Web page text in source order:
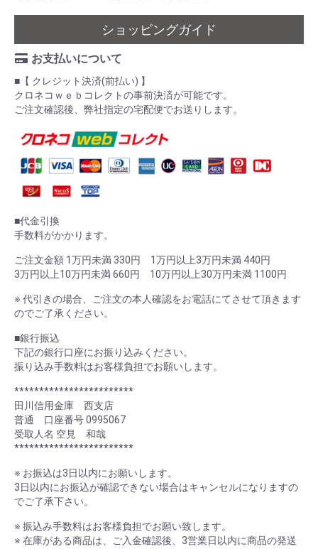
ショッピングガイド
お支払いについて
■【 クレジット決済(前払い) 】
クロネコｗｅｂコレクトの事前決済が可能です。
ご注文確認後、弊社指定の宅配便でお送りします。
■代金引換
手数料がかかります。
ご注文金額 1万円未満 330円 1万円以上3万円未満 440円
3万円以上10万円未満 660円 10万円以上30万円未満 1100円
※ 代引きの場合、ご注文の本人確認をお電話にてさせて頂きます
のでご了承ください。
■銀行振込
下記の銀行口座にお振り込みください。
振り込み手数料はお客様負担でお願いします。
************************
田川信用金庫 西支店
普通 口座番号 0995067
受取人名 空見 和哉
************************
※ お振込は3日以内にお願いします。
3日以内にお振込が確認できない場合はキャンセルになりますの
でご了承下さい。
※ 振込み手数料はお客様負担でお願い致します。
※ 在庫がある商品は、ご入金確認後、3営業日以内に商品の発送